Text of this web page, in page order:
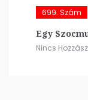
699. Szám
Egy
Nincs